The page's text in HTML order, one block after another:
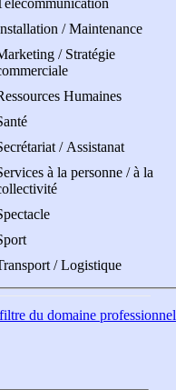
/ Maintenance
/ Stratégie
Humaines
/ Assistanat
à la personne / à la
/ Logistique
du domaine professionnel